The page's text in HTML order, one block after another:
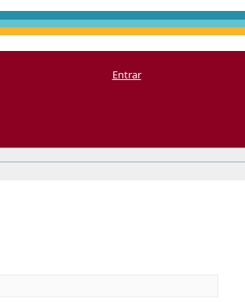
Entrar